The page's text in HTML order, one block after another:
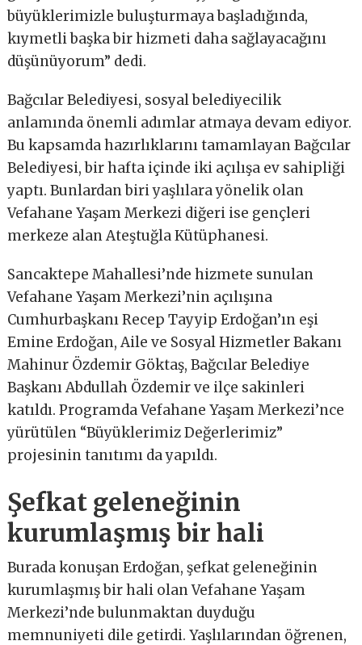
büyüklerimizle buluşturmaya başladığında,
kıymetli başka bir hizmeti daha sağlayacağını
düşünüyorum” dedi.
Bağcılar Belediyesi, sosyal belediyecilik
anlamında önemli adımlar atmaya devam ediyor.
Bu kapsamda hazırlıklarını tamamlayan Bağcılar
Belediyesi, bir hafta içinde iki açılışa ev sahipliği
yaptı. Bunlardan biri yaşlılara yönelik olan
Vefahane Yaşam Merkezi diğeri ise gençleri
merkeze alan Ateştuğla Kütüphanesi.
Sancaktepe Mahallesi’nde hizmete sunulan
Vefahane Yaşam Merkezi’nin açılışına
Cumhurbaşkanı Recep Tayyip Erdoğan’ın eşi
Emine Erdoğan, Aile ve Sosyal Hizmetler Bakanı
Mahinur Özdemir Göktaş, Bağcılar Belediye
Başkanı Abdullah Özdemir ve ilçe sakinleri
katıldı. Programda Vefahane Yaşam Merkezi’nce
yürütülen “Büyüklerimiz Değerlerimiz”
projesinin tanıtımı da yapıldı.
Şefkat geleneğinin
kurumlaşmış bir hali
Burada konuşan Erdoğan, şefkat geleneğinin
kurumlaşmış bir hali olan Vefahane Yaşam
Merkezi’nde bulunmaktan duyduğu
memnuniyeti dile getirdi. Yaşlılarından öğrenen,